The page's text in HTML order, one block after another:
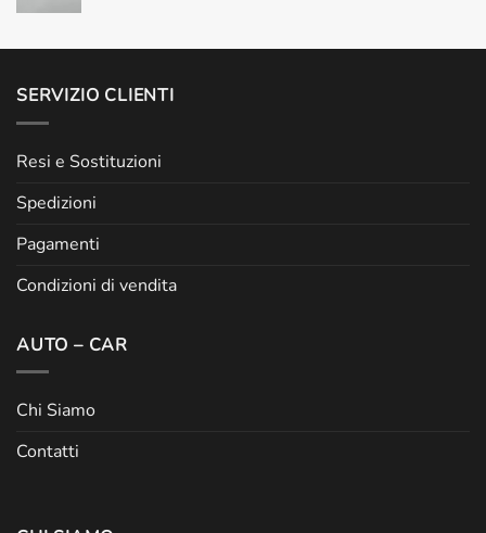
SERVIZIO CLIENTI
Resi e Sostituzioni
Spedizioni
Pagamenti
Condizioni di vendita
AUTO – CAR
Chi Siamo
Contatti